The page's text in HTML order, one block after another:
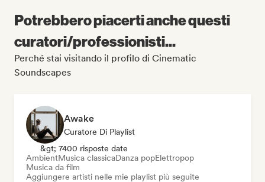
Potrebbero piacerti anche questi
curatori/professionisti...
Perché stai visitando il profilo di Cinematic
Soundscapes
Awake
Curatore Di Playlist
&gt; 7400 risposte date
AmbientMusica classicaDanza popElettropop
Musica da film
Aggiungere artisti nelle mie playlist più seguite